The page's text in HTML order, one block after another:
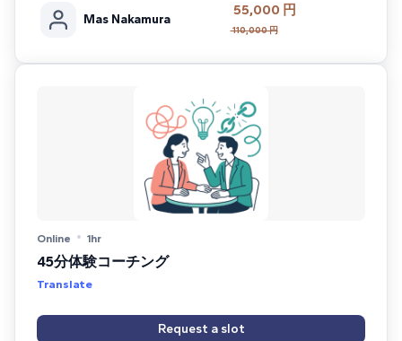
Mas Nakamura
55,000 円
110,000 円
Online 1hr
45分体験コーチング
Translate
Request a slot